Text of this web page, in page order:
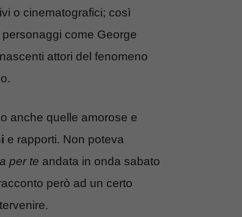
o cinematografici; così
come George
attori del fenomeno
anche quelle amorose e
e rapporti. Non poteva
per te andata in onda sabato
però ad un certo